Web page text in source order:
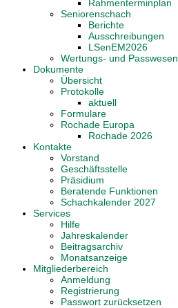
Rahmenterminplan
Seniorenschach
Berichte
Ausschreibungen
LSenEM2026
Wertungs- und Passwesen
Dokumente
Übersicht
Protokolle
aktuell
Formulare
Rochade Europa
Rochade 2026
Kontakte
Vorstand
Geschäftsstelle
Präsidium
Beratende Funktionen
Schachkalender 2027
Services
Hilfe
Jahreskalender
Beitragsarchiv
Monatsanzeige
Mitgliederbereich
Anmeldung
Registrierung
Passwort zurücksetzen